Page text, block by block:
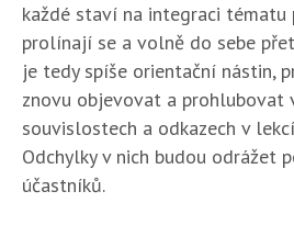
každé staví na integraci tématu
prolínají se a volně do sebe
je tedy spíše orientační nástin,
znovu objevovat a prohlubovat
souvislostech a odkazech v
Odchylky v nich budou odrážet
účastníků.